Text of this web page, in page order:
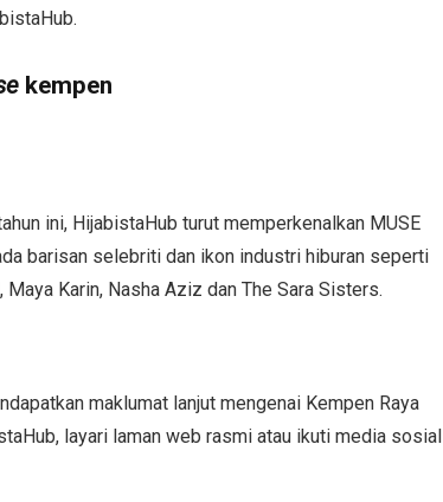
kempen
ini, HijabistaHub turut memperkenalkan MUSE
barisan selebriti dan ikon industri hiburan seperti
Maya Karin, Nasha Aziz dan The Sara Sisters.
maklumat lanjut mengenai Kempen Raya
layari laman web rasmi atau ikuti media sosial